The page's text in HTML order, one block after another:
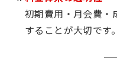
初期費用・月会費・
することが大切です。